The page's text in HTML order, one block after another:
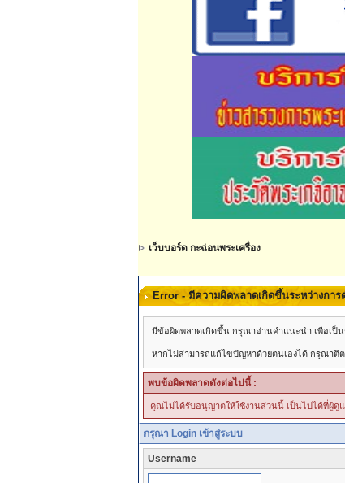
เว็บบอร์ด กะฉ่อนพระเครื่อง
Error - มีความผิดพลาดเกิดขึ้นระหว่างการ
มีข้อผิดพลาดเกิดขึ้น กรุณาอ่านคำแนะนำ เพื่อเป็
หากไม่สามารถแก้ไขปัญหาด้วยตนเองได้ กรุณาติ
พบข้อผิดพลาดดังต่อไปนี้ :
คุณไม่ได้รับอนุญาตให้ใช้งานส่วนนี้ เป็นไปได้ที่ผู้ดู
กรุณา Login เข้าสู่ระบบ
Username